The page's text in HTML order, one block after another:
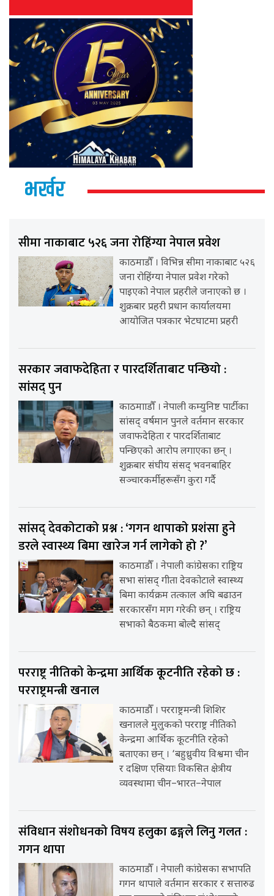
भर्खर
सीमा नाकाबाट ५२६ जना रोहिंग्या नेपाल प्रवेश
काठमाडौँ । विभिन्न सीमा नाकाबाट ५२६
जना रोहिंग्या नेपाल प्रवेश गरेको
पाइएको नेपाल प्रहरीले जनाएको छ ।
शुक्रबार प्रहरी प्रधान कार्यालयमा
आयोजित पत्रकार भेटघाटमा प्रहरी
सरकार जवाफदेहिता र पारदर्शिताबाट पन्छियो :
सांसद् पुन
काठमााडौँ । नेपाली कम्युनिष्ट पार्टीका
सांसद् वर्षमान पुनले वर्तमान सरकार
जवाफदेहिता र पारदर्शिताबाट
पन्छिएको आरोप लगाएका छन् ।
शुक्रबार संघीय संसद् भवनबाहिर
सञ्चारकर्मीहरूसँग कुरा गर्दै
सांसद् देवकोटाको प्रश्न : ‘गगन थापाको प्रशंसा हुने
डरले स्वास्थ्य बिमा खारेज गर्न लागेको हो ?’
काठमाडौँ । नेपाली कांग्रेसका राष्ट्रिय
सभा सांसद् गीता देवकोटाले स्वास्थ्य
बिमा कार्यक्रम तत्काल अघि बढाउन
सरकारसँग माग गरेकी छन् । राष्ट्रिय
सभाको बैठकमा बोल्दै सांसद्
परराष्ट्र नीतिको केन्द्रमा आर्थिक कूटनीति रहेको छ :
परराष्ट्रमन्त्री खनाल
काठमाडौँ । परराष्ट्रमन्त्री शिशिर
खनालले मुलुकको परराष्ट्र नीतिको
केन्द्रमा आर्थिक कूटनीति रहेको
बताएका छन् । ‘बहुध्रुवीय विश्वमा चीन
र दक्षिण एसियाः विकसित क्षेत्रीय
व्यवस्थामा चीन–भारत–नेपाल
संविधान संशोधनको विषय हलुका ढङ्गले लिनु गलत :
गगन थापा
काठमाडौँ । नेपाली कांग्रेसका सभापति
गगन थापाले वर्तमान सरकार र सत्तारुढ